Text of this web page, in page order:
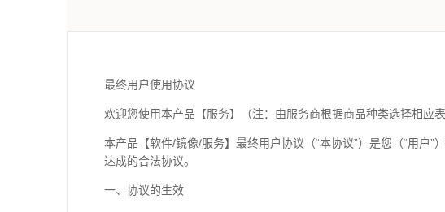
最终用户使用协议
欢迎您使用本产品【服务】（注：由服务商根据商品种类选择相应表
本产品【软件/镜像/服务】最终用户协议（“本协议”）是您（“用户
达成的合法协议。
一、协议的生效